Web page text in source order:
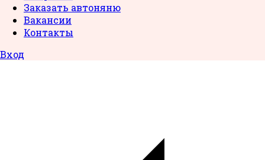
Заказать автоняню
Вакансии
Контакты
Вход